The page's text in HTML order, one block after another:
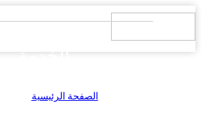
الصفحة الرئيسية